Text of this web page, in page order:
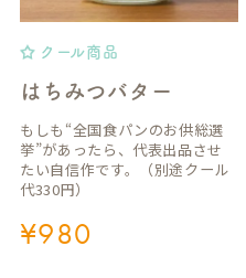
はちみつバター
クール商品
¥980
もしも“全国食パンのお供総選
挙”があったら、代表出品させ
たい自信作です。（別途クール
代330円）